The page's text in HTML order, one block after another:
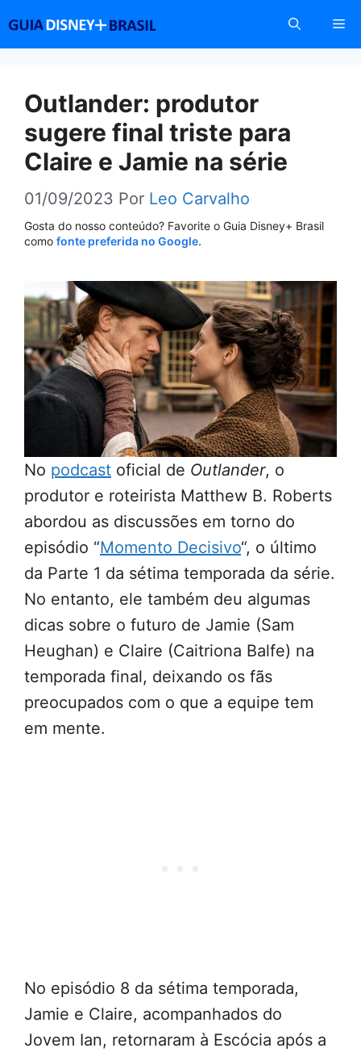
conteúdo
Outlander: produtor
sugere final triste para
Claire e Jamie na série
01/09/2023 Por Leo Carvalho
Gosta do nosso conteúdo? Favorite o Guia Disney+ Brasil
como fonte preferida no Google.
No podcast oficial de Outlander, o
produtor e roteirista Matthew B. Roberts
abordou as discussões em torno do
episódio “Momento Decisivo“, o último
da Parte 1 da sétima temporada da série.
No entanto, ele também deu algumas
dicas sobre o futuro de Jamie (Sam
Heughan) e Claire (Caitriona Balfe) na
temporada final, deixando os fãs
preocupados com o que a equipe tem
em mente.
No episódio 8 da sétima temporada,
Jamie e Claire, acompanhados do
Jovem Ian, retornaram à Escócia após a